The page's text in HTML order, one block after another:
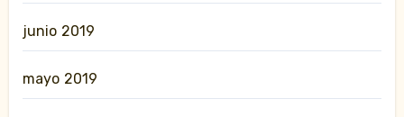
junio 2019
mayo 2019